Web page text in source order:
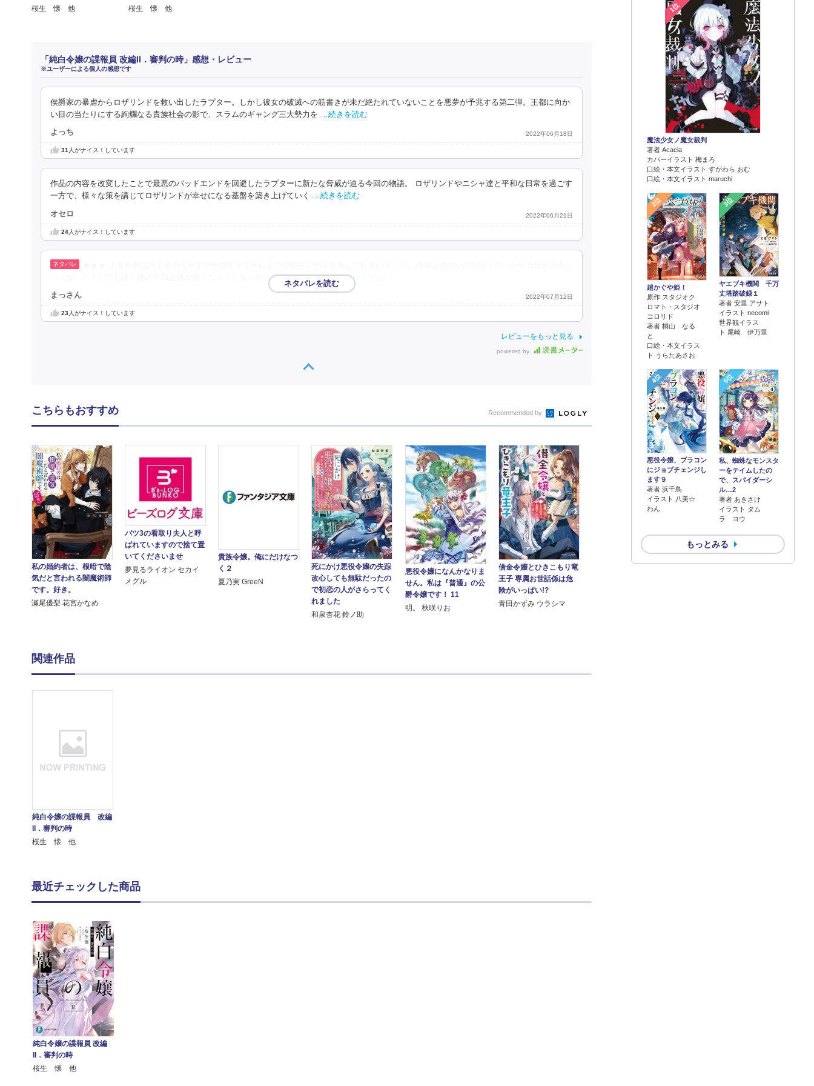
桜生 懐 他
桜生 懐 他
「純白令嬢の諜報員 改編II．審判の時」感想・レビュー
※ユーザーによる個人の感想です
侯爵家の暴虐からロザリンドを救い出したラプター。しかし彼女の破滅への筋書きが未だ絶たれていないことを悪夢が予兆する第二弾。王都に向か
い目の当たりにする絢爛なる貴族社会の影で、スラムのギャング三大勢力を
…続きを読む
よっち 2022年06月18日
31人がナイス！しています
作品の内容を改変したことで最悪のバッドエンドを回避したラプターに新たな脅威が迫る今回の物語。 ロザリンドやニシャ達と平和な日常を過ごす
一方で、様々な策を講じてロザリンドが幸せになる基盤を築き上げていく
…続きを読む
オセロ 2022年06月21日
24人がナイス！しています
いうか、どうしても読了後の不満足感が強くなってしまったという印象でしたね。…続きを読む
まっさん 2022年07月12日
23人がナイス！しています
レビューをもっと見る
powered by
1位
魔法少女ノ魔女裁判
著者 Acacia
カバーイラスト 梅まろ
口絵・本文イラスト すがわら おむ
口絵・本文イラスト maruchi
2位
超かぐや姫！
原作 スタジオク
ロマト・スタジオ
コロリド
著者 桐山 なる
と
口絵・本文イラス
ト うらたあさお
3位
ヤエブキ機関 千万
丈塔踏破録１
著者 安里 アサト
イラスト necomi
世界観イラス
ト 尾崎 伊万里
4位
悪役令嬢、ブラコン
にジョブチェンジし
ます９
著者 浜千鳥
イラスト 八美☆
わん
5位
私、蜘蛛なモンスタ
ーをテイムしたの
で、スパイダーシ
ル…2
著者 あきさけ
イラスト タム
ラ ヨウ
もっとみる
こちらもおすすめ Recommended by
私の婚約者は、根暗で陰
気だと言われる闇魔術師
です。好き。
瀬尾優梨 花宮かなめ
バツ3の看取り夫人と呼
ばれていますので捨て置
いてくださいませ
夢見るライオン セカイ
メグル
貴族令嬢。俺にだけなつ
く２
夏乃実 GreeN
死にかけ悪役令嬢の失踪
改心しても無駄だったの
で初恋の人がさらってく
れました
和泉杏花 鈴ノ助
悪役令嬢になんかなりま
せん。私は『普通』の公
爵令嬢です！ 11
明。 秋咲りお
借金令嬢とひきこもり竜
王子 専属お世話係は危
険がいっぱい!?
青田かずみ ウラシマ
関連作品
純白令嬢の諜報員 改編
II．審判の時
桜生 懐 他
最近チェックした商品
純白令嬢の諜報員 改編
II．審判の時
桜生 懐 他